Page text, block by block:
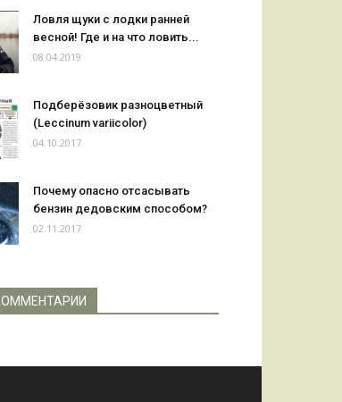
Ловля щуки с лодки ранней
весной! Где и на что ловить...
08.04.2019
Подберёзовик разноцветный
(Leccinum variicolor)
04.10.2017
Почему опасно отсасывать
бензин дедовским способом?
02.11.2017